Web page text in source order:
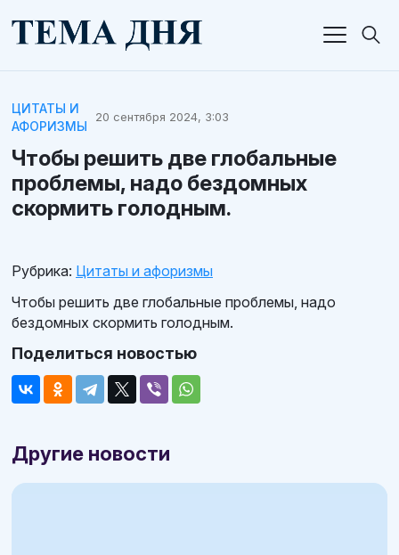
ЦИТАТЫ И
АФОРИЗМЫ
20 сентября 2024, 3:03
Чтобы решить две глобальные
проблемы, надо бездомных
скормить голодным.
Рубрика: Цитаты и афоризмы
Чтобы решить две глобальные проблемы, надо
бездомных скормить голодным.
Поделиться новостью
Другие новости